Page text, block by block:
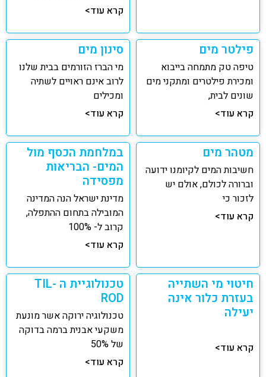
קרא עוד>
פילטר מים
טיפה טק מתמחה בייבוא
ומכירת פילטרים ומתקני מים
שונים לבית,
קרא עוד>
סינון מים
מי הברז הזורמים בבית שלנו
לרוב אינם ראויים לשתיה
ומכילים
קרא עוד>
מטהר מים
חשיבות המים לקיומנו ידועה
וברורה לכולם, אולם יש
לזכור כי
קרא עוד>
במלחמת הכסף מול
המים- הבריאות
מפסידה
מדינת ישראל הנה המדינה
המובילה בתחום ההתפלה,
קרוב ל- 100%
קרא עוד>
חיטוי מי השתייה
בעזרת כלור אינה
יעילה
קרא עוד>
טכנולוגיית ה TIL-
ROD
טכנולוגיה ירוקה אשר מונעת
משקעי אבנית ברמה בדוקה
של 50%
קרא עוד>